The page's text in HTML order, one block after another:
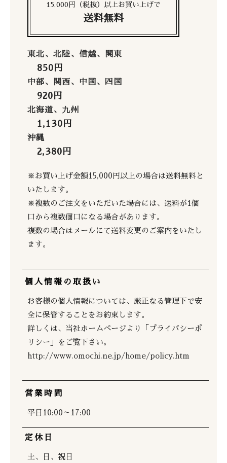
15,000円（税抜）以上お買い上げで
送料無料
東北、北陸、信越、関東
850円
中部、関西、中国、四国
920円
北海道、九州
1,130円
沖縄
2,380円
※お買い上げ金額15,000円以上の場合は送料無料と
いたします。
※複数のご注文をいただいた場合には、送料が1個
口から複数個口になる場合があります。
複数の場合はメールにて送料変更のご案内をいたし
ます。
個人情報の取扱い
お客様の個人情報については、厳正なる管理下で安
全に保管することをお約束します。
詳しくは、当社ホームページより「プライバシーポ
リシー」をご覧下さい。
http://www.omochi.ne.jp/home/policy.htm
営業時間
平日10:00～17:00
定休日
土、日、祝日